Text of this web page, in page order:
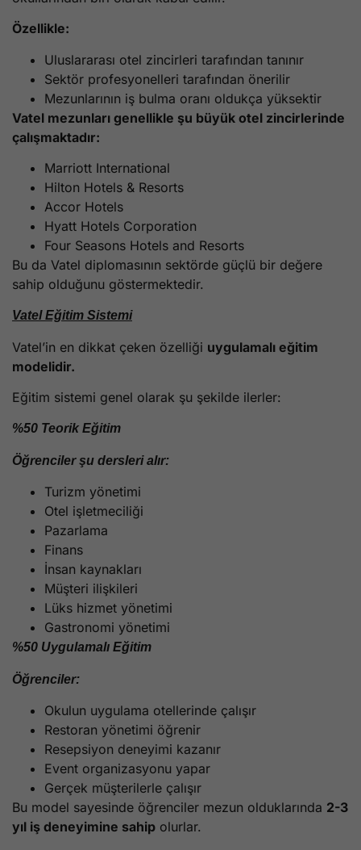
Özellikle:
Uluslararası otel zincirleri tarafından tanınır
Sektör profesyonelleri tarafından önerilir
Mezunlarının iş bulma oranı oldukça yüksektir
Vatel mezunları genellikle şu büyük otel zincirlerinde
çalışmaktadır:
Marriott International
Hilton Hotels & Resorts
Accor Hotels
Hyatt Hotels Corporation
Four Seasons Hotels and Resorts
Bu da Vatel diplomasının sektörde güçlü bir değere
sahip olduğunu göstermektedir.
Vatel Eğitim Sistemi
Vatel’in en dikkat çeken özelliği uygulamalı eğitim
modelidir.
Eğitim sistemi genel olarak şu şekilde ilerler:
%50 Teorik Eğitim
Öğrenciler şu dersleri alır:
Turizm yönetimi
Otel işletmeciliği
Pazarlama
Finans
İnsan kaynakları
Müşteri ilişkileri
Lüks hizmet yönetimi
Gastronomi yönetimi
%50 Uygulamalı Eğitim
Öğrenciler:
Okulun uygulama otellerinde çalışır
Restoran yönetimi öğrenir
Resepsiyon deneyimi kazanır
Event organizasyonu yapar
Gerçek müşterilerle çalışır
Bu model sayesinde öğrenciler mezun olduklarında 2-3
yıl iş deneyimine sahip olurlar.